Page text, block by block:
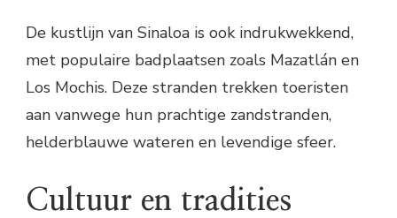
De kustlijn van Sinaloa is ook indrukwekkend,
met populaire badplaatsen zoals Mazatlán en
Los Mochis. Deze stranden trekken toeristen
aan vanwege hun prachtige zandstranden,
helderblauwe wateren en levendige sfeer.
Cultuur en tradities